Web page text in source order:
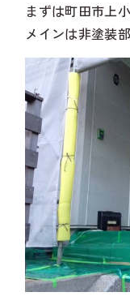
まずは町田市上
メインは非塗装